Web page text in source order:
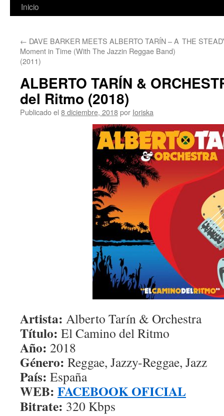
Inicio
← DAVE BARKER MEETS ALBERTO TARÍN – A
Moment in Time (With The Jazzin Reggae Band)
(2011)
THE
ALBERTO TARÍN &
del Ritmo (2018)
Publicado el 8 diciembre, 2018por Ioriska
Artista: Alberto Tarín & Orchestra
Título: El Camino del Ritmo
Año: 2018
Género: Reggae, Jazzy-Reggae, Jazz
País: España
WEB: FACEBOOK OFICIAL
Bitrate: 320 Kbps